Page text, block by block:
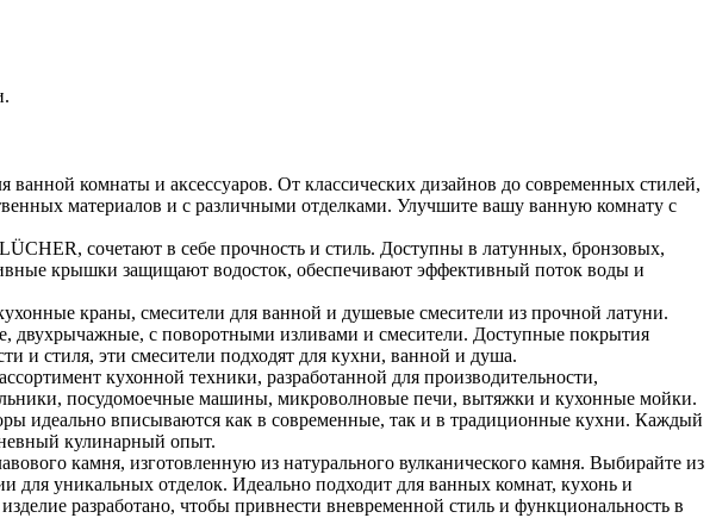
комнаты и аксессуаров. От классических дизайнов до современных стилей,
материалов и с различными отделками. Улучшите вашу ванную комнату с
сочетают в себе прочность и стиль. Доступны в латунных, бронзовых,
крышки защищают водосток, обеспечивают эффективный поток воды и
краны, смесители для ванной и душевые смесители из прочной латуни.
с поворотными изливами и смесители. Доступные покрытия
и стиля, эти смесители подходят для кухни, ванной и душа.
кухонной техники, разработанной для производительности,
посудомоечные машины, микроволновые печи, вытяжки и кухонные мойки.
идеально вписываются как в современные, так и в традиционные кухни. Каждый
кулинарный опыт.
камня, изготовленную из натурального вулканического камня. Выбирайте из
для уникальных отделок. Идеально подходит для ванных комнат, кухонь и
разработано, чтобы привнести вневременной стиль и функциональность в